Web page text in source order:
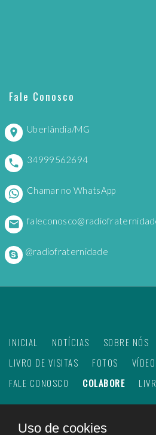
Fale Conosco
Uberlândia/MG
34999562694
Chamar no WhatsApp
@radiofraternidade
INICIAL NOTÍCIAS SOBRE NÓS
LIVRO DE VISITAS
FOTOS
FALE CONOSCO
COLABORE
Uso de cookies